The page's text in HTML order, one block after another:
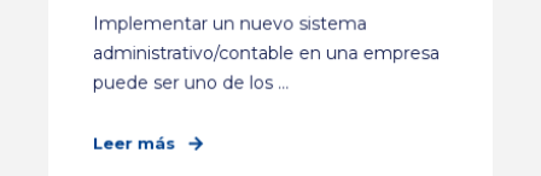
Implementar un nuevo sistema
administrativo/contable en una empresa
puede ser uno de los ...
Leer más